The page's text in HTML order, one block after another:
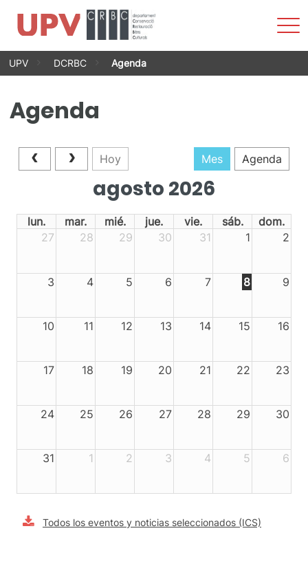
Saltar
UPV DCRBC Agenda
Agenda
Hoy Mes Agenda
agosto 2026
lun. mar. mié. jue. vie. sáb.
dom.
27
28 29 30 31 1 2
3 4 5 6 7 8 9
10 11 12 13 14 15 16
17 18 19 20 21 22 23
24 25 26 27 28 29 30
31 1 2 3 4 5 6
Todos los eventos y noticias seleccionados (ICS)